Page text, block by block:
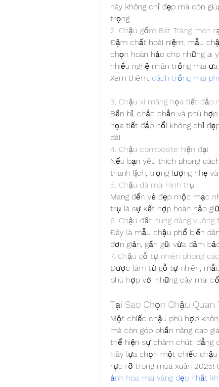
này không chỉ đẹp mà còn
trọng.
2. Chậu gốm Bát Tràng men
Đậm chất hoài niệm, mẫu
chọn hoàn hảo cho những ai
nhiều nghệ nhân trồng mai
Xem thêm: cách trồng mai
3. Chậu xi măng họa tiết đắp
Bền bỉ, chắc chắn và phù
họa tiết đắp nổi không chỉ
dài.
4. Chậu composite hiện đại
Nếu bạn yêu thích phong
thanh lịch, trọng lượng nhẹ
5. Chậu đá mài hình trụ
Mang đến vẻ đẹp mộc mạc
trụ là sự kết hợp hoàn hảo
6. Chậu đất nung dáng
Đây là mẫu chậu phổ biến
đơn giản, gần gũi vừa đảm
7. Chậu gỗ tự nhiên phong
Được làm từ gỗ tự nhiên,
phù hợp với những cây mai
Tại Sao Chọn Chậu Quan
Một chiếc chậu phù hợp
mà còn góp phần nâng cao
thể hiện sự chăm chút, đẳng
Hãy lựa chọn một chiếc
rực rỡ trong mùa xuân 2025!
ảnh hoa mai vàng đẹp nhất